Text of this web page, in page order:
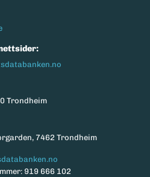
parametere.
Trondheim
7462 Trondheim
919 666 102